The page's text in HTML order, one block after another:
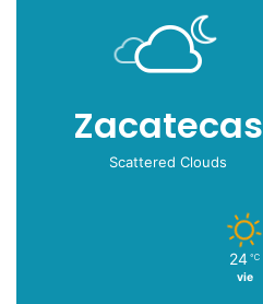
Zacatecas
Scattered Clouds
24 ℃
vie